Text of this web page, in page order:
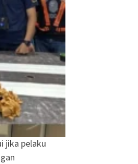
jika pelaku